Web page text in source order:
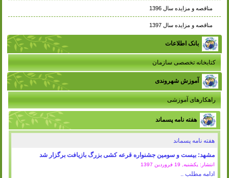
مناقصه و مزایده سال 1396
مناقصه و مزایده سال 1397
بانک اطلاعات
کتابخانه تخصصی سازمان
آموزش شهروندی
راهکارهای آموزشی
هفته نامه پسماند
هفته نامه پسماند
مشهد: بیست و سومین جشنواره قرعه کشی بزرگ بازیافت برگزار شد
انتشار: یکشنبه, 19 فروردين 1397
ادامه مطلب ..